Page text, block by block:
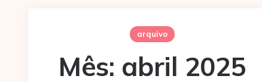
arquivo
Mês: abril 2025